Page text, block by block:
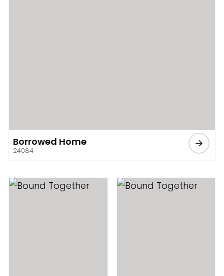
Borrowed Home
24084